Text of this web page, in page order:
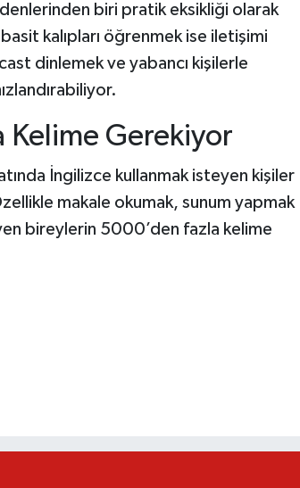
biri pratik eksikliği olarak
kalıpları öğrenmek ise iletişimi
dinlemek ve yabancı kişilerle
Kelime Gerekiyor
İngilizce kullanmak isteyen kişiler
makale okumak, sunum yapmak
bireylerin 5000’den fazla kelime